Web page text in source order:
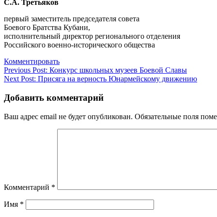
С.А. Третьяков
первый заместитель председателя совета
Боевого Братства Кубани,
исполнительный директор регионального отделения
Российского военно-исторического общества
Комментировать
Навигация
по
записям
Previous Post: Конкурс школьных музеев Боевой Славы
Next Post: Присяга на верность Юнармейскому движению
Добавить комментарий
Ваш адрес email не будет опубликован. Обязательные поля
Комментарий *
Имя *